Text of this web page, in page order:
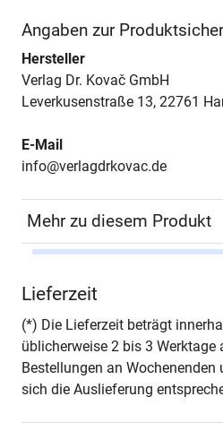
Angaben zur
Hersteller
Verlag Dr. Kovač GmbH
Leverkusenstraße 13, 22761
E-Mail
info@verlagdrkovac.de
Mehr zu diesem Produkt
Seiten 444
Jahr
Lieferzeit
(*) Die Lieferzeit beträgt
üblicherweise 2 bis 3
Bestellungen an Wochenenden
sich die Auslieferung